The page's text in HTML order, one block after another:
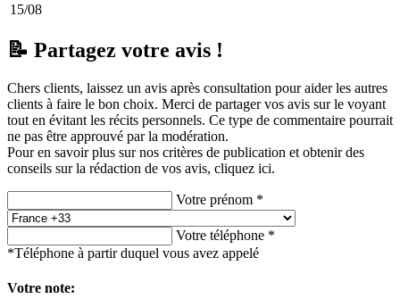
15/08
📝 Partagez votre avis !
Chers clients, laissez un avis après consultation pour aider les autres
clients à faire le bon choix. Merci de partager vos avis sur le voyant
tout en évitant les récits personnels. Ce type de commentaire pourrait
ne pas être approuvé par la modération.
Pour en savoir plus sur nos critères de publication et obtenir des
conseils sur la rédaction de vos avis, cliquez ici.
Votre prénom *
Votre téléphone *
*Téléphone à partir duquel vous avez appelé
Votre note: